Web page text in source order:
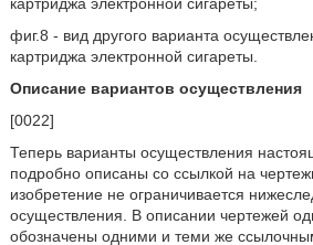
фиг.8 - вид другого варианта
картриджа электронной сигареты.
Описание вариантов осуществления
[0022]
Теперь варианты осуществления
подробно описаны со ссылкой на
изобретение не ограничивается
осуществления. В описании чертежей
обозначены одними и теми же